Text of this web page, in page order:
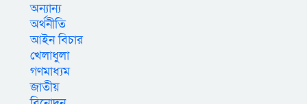
অন্যান্য
অর্থনীতি
আইন বিচার
খেলাধুলা
গণমাধ্যম
জাতীয়